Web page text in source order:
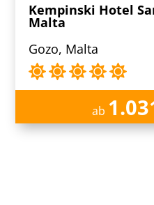
Kempinski Hotel
Malta
Gozo, Malta
ab